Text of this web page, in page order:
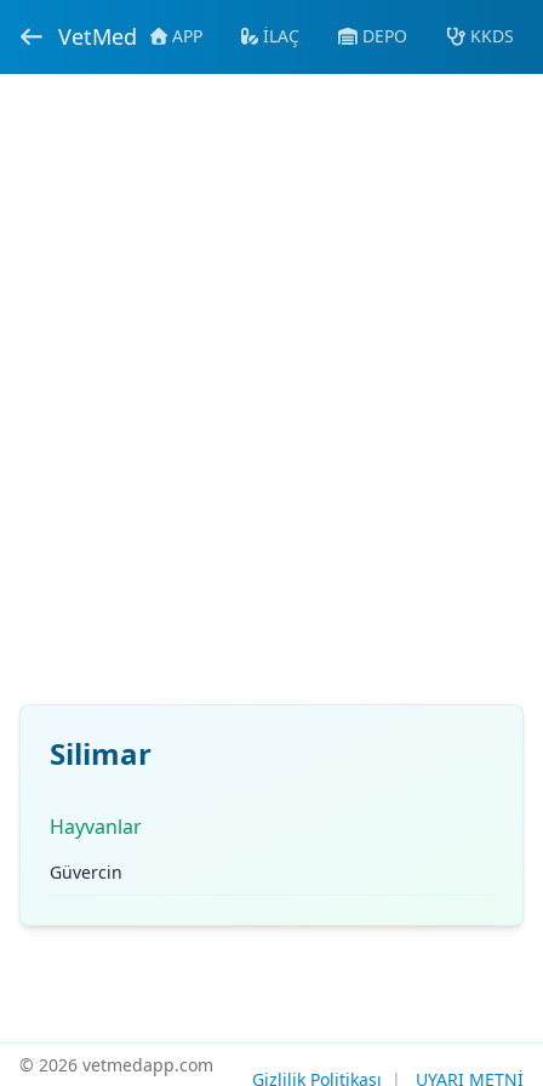
VetMed APP İLAÇ DEPO KKDS
Silimar
Hayvanlar
Güvercin
© 2026 vetmedapp.com
Gizlilik Politikası | UYARI METNİ